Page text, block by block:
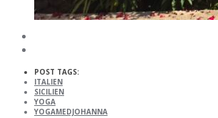
POST TAGS:
ITALIEN
SICILIEN
YOGA
YOGAMEDJOHANNA